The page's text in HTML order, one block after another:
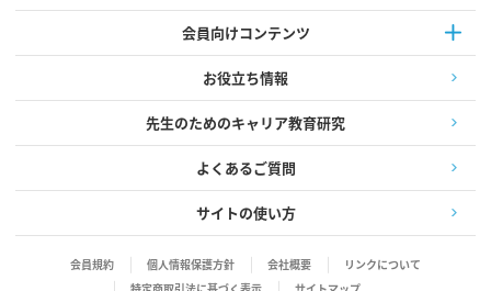
会員向けコンテンツ
お役立ち情報
先生のためのキャリア教育研究
よくあるご質問
サイトの使い方
会員規約 個人情報保護方針 会社概要
リンクについて